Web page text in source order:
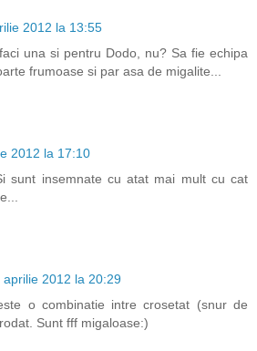
2012 la 13:55
una si pentru Dodo, nu? Sa fie echipa
frumoase si par asa de migalite...
2012 la 17:10
sunt insemnate cu atat mai mult cu cat
aprilie 2012 la 20:29
o combinatie intre crosetat (snur de
Sunt fff migaloase:)